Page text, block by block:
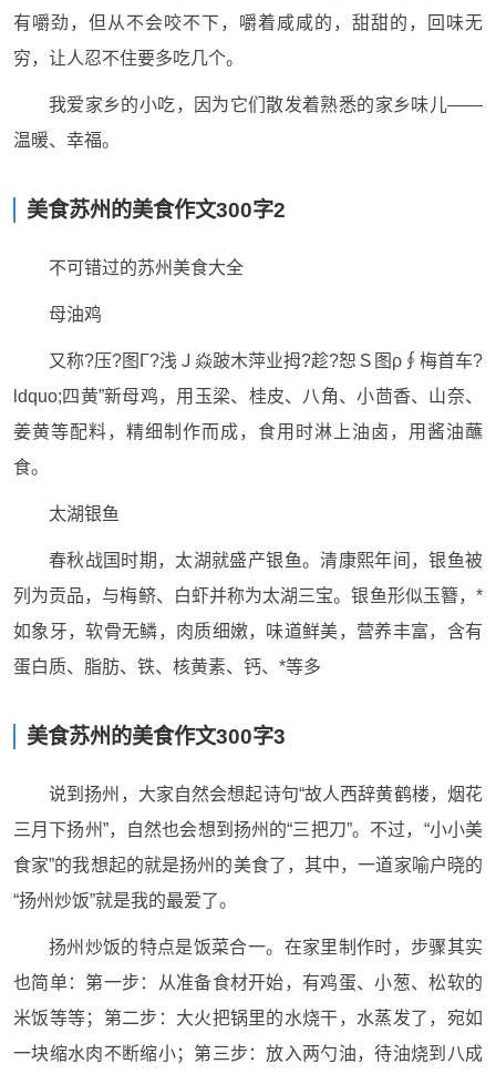
有嚼劲，但从不会咬不下，嚼着咸咸的，甜甜的，回味无
穷，让人忍不住要多吃几个。
我爱家乡的小吃，因为它们散发着熟悉的家乡味儿——
温暖、幸福。
美食苏州的美食作文300字2
不可错过的苏州美食大全
母油鸡
又称?压?图Γ?浅Ｊ焱跛木萍业拇?趁?恕Ｓ图ρ∮梅首车?
ldquo;四黄”新母鸡，用玉梁、桂皮、八角、小茴香、山奈、
姜黄等配料，精细制作而成，食用时淋上油卤，用酱油蘸
食。
太湖银鱼
春秋战国时期，太湖就盛产银鱼。清康熙年间，银鱼被
列为贡品，与梅鲚、白虾并称为太湖三宝。银鱼形似玉簪，*
如象牙，软骨无鳞，肉质细嫩，味道鲜美，营养丰富，含有
蛋白质、脂肪、铁、核黄素、钙、*等多
美食苏州的美食作文300字3
说到扬州，大家自然会想起诗句“故人西辞黄鹤楼，烟花
三月下扬州”，自然也会想到扬州的“三把刀”。不过，“小小美
食家”的我想起的就是扬州的美食了，其中，一道家喻户晓的
“扬州炒饭”就是我的最爱了。
扬州炒饭的特点是饭菜合一。在家里制作时，步骤其实
也简单：第一步：从准备食材开始，有鸡蛋、小葱、松软的
米饭等等；第二步：大火把锅里的水烧干，水蒸发了，宛如
一块缩水肉不断缩小；第三步：放入两勺油，待油烧到八成